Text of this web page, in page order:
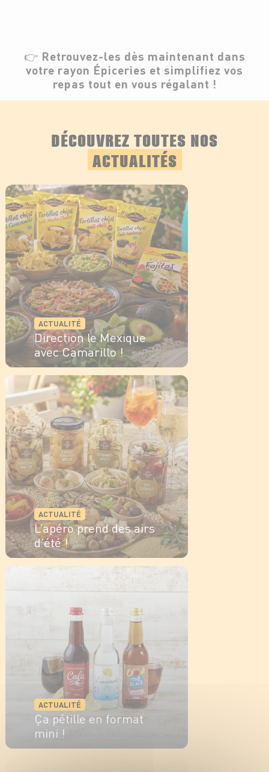
👉 Retrouvez-les dès maintenant dans
votre rayon Épiceries et simplifiez vos
repas tout en vous régalant !
DÉCOUVREZ TOUTES NOS
ACTUALITÉS
ACTUALITÉ
Direction le Mexique
avec Camarillo !
EN SAVOIR PLUS
ACTUALITÉ
L’apéro prend des airs
d’été !
EN SAVOIR PLUS
ACTUALITÉ
Ça pétille en format
mini !